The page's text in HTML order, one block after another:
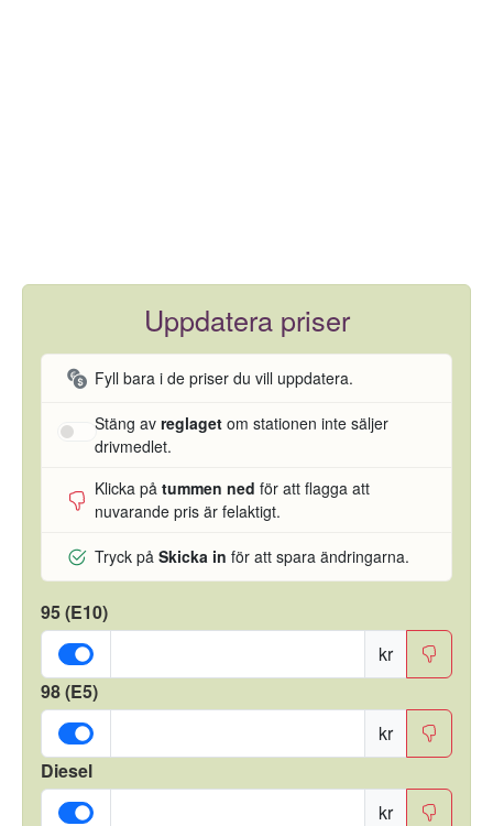
Uppdatera priser
Fyll bara i de priser du vill uppdatera.
Stäng av reglaget om stationen inte säljer
drivmedlet.
Klicka på tummen ned för att flagga att
nuvarande pris är felaktigt.
Tryck på Skicka in för att spara ändringarna.
95 (E10)
kr
98 (E5)
kr
Diesel
kr